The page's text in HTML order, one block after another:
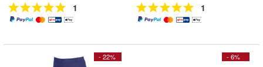
1 1
- 22% - 6%